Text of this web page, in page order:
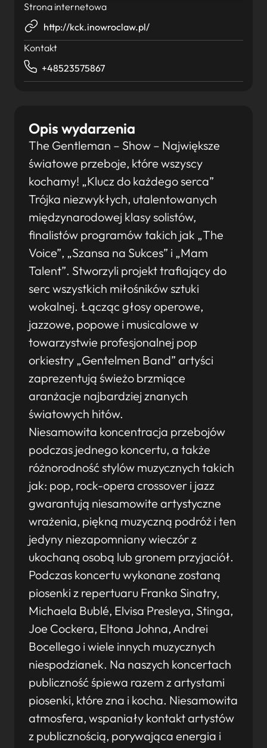
Opis wydarzenia
The Gentleman – Show – Największe
światowe przeboje, które wszyscy
kochamy! „Klucz do każdego serca”
Trójka niezwykłych, utalentowanych
międzynarodowej klasy solistów,
finalistów programów takich jak „The
Voice”, „Szansa na Sukces” i „Mam
Talent”. Stworzyli projekt trafiający do
serc wszystkich miłośników sztuki
wokalnej. Łącząc głosy operowe,
jazzowe, popowe i musicalowe w
towarzystwie profesjonalnej pop
orkiestry „Gentelmen Band” artyści
zaprezentują świeżo brzmiące
aranżacje najbardziej znanych
światowych hitów.
Niesamowita koncentracja przebojów
podczas jednego koncertu, a także
różnorodność stylów muzycznych takich
jak: pop, rock-opera crossover i jazz
gwarantują niesamowite artystyczne
wrażenia, piękną muzyczną podróż i ten
jedyny niezapomniany wieczór z
ukochaną osobą lub gronem przyjaciół.
Podczas koncertu wykonane zostaną
piosenki z repertuaru Franka Sinatry,
Michaela Bublé, Elvisa Presleya, Stinga,
Joe Cockera, Eltona Johna, Andrei
Bocellego i wiele innych muzycznych
niespodzianek. Na naszych koncertach
publiczność śpiewa razem z artystami
piosenki, które zna i kocha. Niesamowita
atmosfera, wspaniały kontakt artystów
z publicznością, porywająca energia i
Strona internetowa
http://kck.inowroclaw.pl/
Kontakt
+48523575867